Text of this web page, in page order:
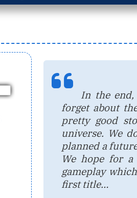
In the
forget about
pretty good
universe. We
planned a
We hope for
gameplay
first title…